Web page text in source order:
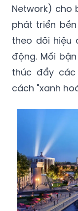
Network) cho
phát triển
theo dõi hiệu
động. Mối
thúc đẩy
cách "xanh